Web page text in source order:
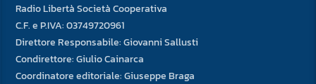
Radio Libertà Società Cooperativa
C.F. e P.IVA: 03749720961
Direttore Responsabile: Giovanni Sallusti
Condirettore: Giulio Cainarca
Coordinatore editoriale: Giuseppe Braga